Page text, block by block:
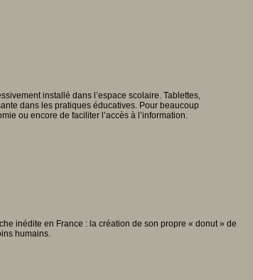
installé dans l’espace scolaire. Tablettes,
dans les pratiques éducatives. Pour beaucoup
ou encore de faciliter l’accès à l’information.
inédite en France : la création de son propre « donut » de
humains.